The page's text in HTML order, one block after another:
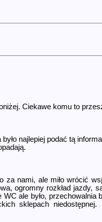
Ciekawe komu to
najlepiej podać tą
za nami, ale miło wrócić
ogromny rozkład jazdy,
ale było, przechowalnia
sklepach